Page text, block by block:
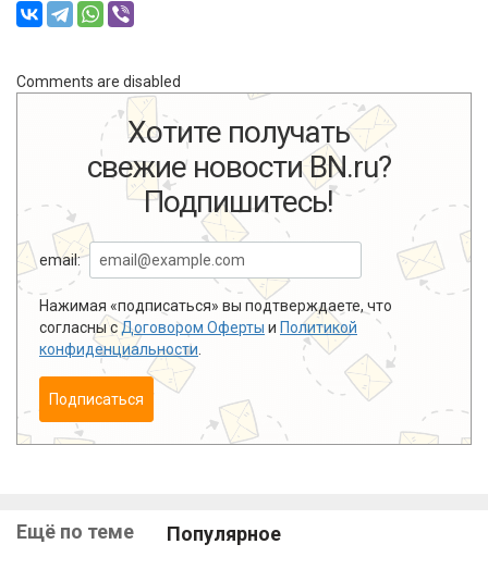
Comments are disabled
Хотите получать
свежие новости BN.ru?
Подпишитесь!
email:
Нажимая «подписаться» вы подтверждаете, что
согласны сДоговором Оферты и Политикой
конфиденциальности
Подписаться
Ещё по теме Популярное